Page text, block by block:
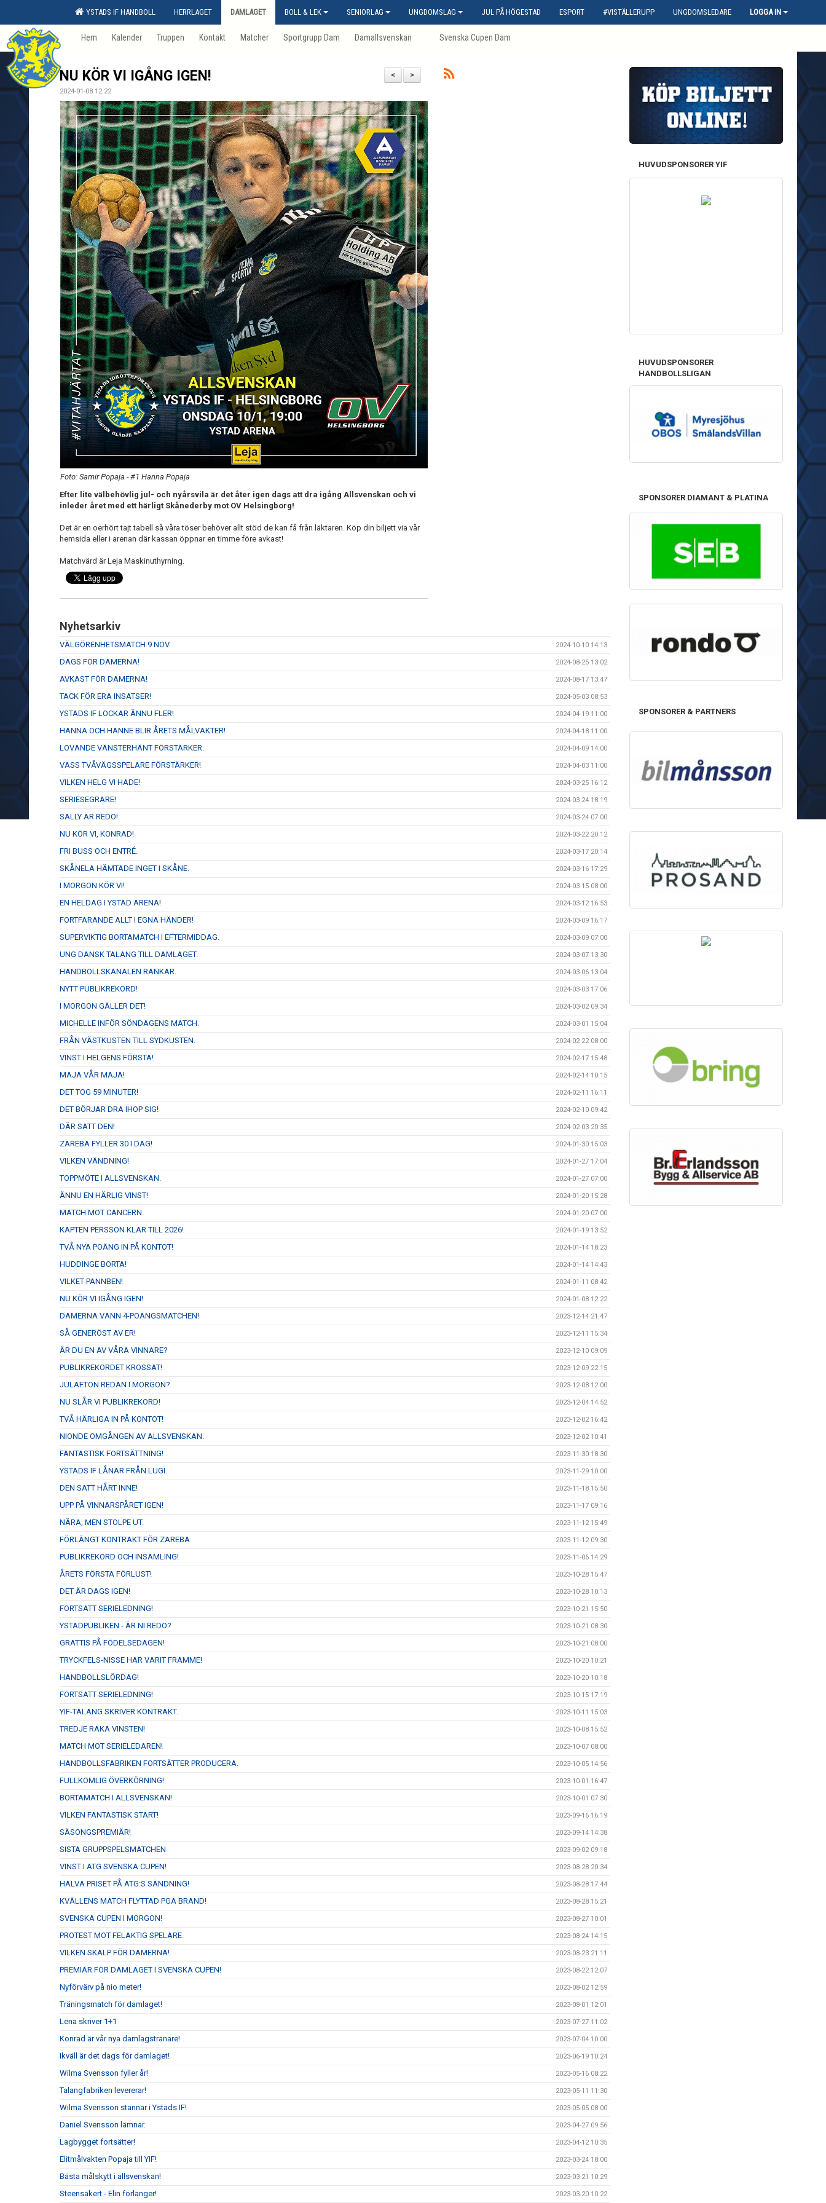
YSTADS IF HANDBOLL HERRLAGET DAMLAGET BOLL & LEK SENIORLAG UNGDOMSLAG JUL PÅ HÖGESTAD ESPORT #VISTÄLLERUPP UNGDOMSLEDARE LOGGA IN
Hem Kalender Truppen Kontakt Matcher Sportgrupp Dam Damallsvenskan Svenska Cupen Dam
>
<
NU KÖR VI IGÅNG IGEN!
2024-01-08 12:22
Foto: Samir Popaja - #1 Hanna Popaja
Efter lite välbehövlig jul- och nyårsvila är det åter igen dags att dra igång Allsvenskan och vi
inleder året med ett härligt Skånederby mot OV Helsingborg!
Det är en oerhört tajt tabell så våra töser behöver allt stöd de kan få från läktaren. Köp din biljett via vår
hemsida eller i arenan där kassan öppnar en timme före avkast!
Matchvärd är Leja Maskinuthyrning.
Nyhetsarkiv
VÄLGÖRENHETSMATCH 9 NOV 2024-10-10 14:13
DAGS FÖR DAMERNA! 2024-08-25 13:02
AVKAST FÖR DAMERNA! 2024-08-17 13:47
TACK FÖR ERA INSATSER! 2024-05-03 08:53
YSTADS IF LOCKAR ÄNNU FLER! 2024-04-19 11:00
HANNA OCH HANNE BLIR ÅRETS MÅLVAKTER! 2024-04-18 11:00
LOVANDE VÄNSTERHÄNT FÖRSTÄRKER. 2024-04-09 14:00
VASS TVÅVÄGSSPELARE FÖRSTÄRKER! 2024-04-03 11:00
VILKEN HELG VI HADE! 2024-03-25 16:12
SERIESEGRARE! 2024-03-24 18:19
SALLY ÄR REDO! 2024-03-24 07:00
NU KÖR VI, KONRAD! 2024-03-22 20:12
FRI BUSS OCH ENTRÉ. 2024-03-17 20:14
SKÅNELA HÄMTADE INGET I SKÅNE. 2024-03-16 17:29
I MORGON KÖR VI! 2024-03-15 08:00
EN HELDAG I YSTAD ARENA! 2024-03-12 16:53
FORTFARANDE ALLT I EGNA HÄNDER! 2024-03-09 16:17
SUPERVIKTIG BORTAMATCH I EFTERMIDDAG. 2024-03-09 07:00
UNG DANSK TALANG TILL DAMLAGET. 2024-03-07 13:30
HANDBOLLSKANALEN RANKAR. 2024-03-06 13:04
NYTT PUBLIKREKORD! 2024-03-03 17:06
I MORGON GÄLLER DET! 2024-03-02 09:34
MICHELLE INFÖR SÖNDAGENS MATCH. 2024-03-01 15:04
FRÅN VÄSTKUSTEN TILL SYDKUSTEN. 2024-02-22 08:00
VINST I HELGENS FÖRSTA! 2024-02-17 15:48
MAJA VÅR MAJA! 2024-02-14 10:15
DET TOG 59 MINUTER! 2024-02-11 16:11
DET BÖRJAR DRA IHOP SIG! 2024-02-10 09:42
DÄR SATT DEN! 2024-02-03 20:35
ZAREBA FYLLER 30 I DAG! 2024-01-30 15:03
VILKEN VÄNDNING! 2024-01-27 17:04
TOPPMÖTE I ALLSVENSKAN. 2024-01-27 07:00
ÄNNU EN HÄRLIG VINST! 2024-01-20 15:28
MATCH MOT CANCERN. 2024-01-20 07:00
KAPTEN PERSSON KLAR TILL 2026! 2024-01-19 13:52
TVÅ NYA POÄNG IN PÅ KONTOT! 2024-01-14 18:23
HUDDINGE BORTA! 2024-01-14 14:43
VILKET PANNBEN! 2024-01-11 08:42
NU KÖR VI IGÅNG IGEN! 2024-01-08 12:22
DAMERNA VANN 4-POÄNGSMATCHEN! 2023-12-14 21:47
SÅ GENERÖST AV ER! 2023-12-11 15:34
ÄR DU EN AV VÅRA VINNARE? 2023-12-10 09:09
PUBLIKREKORDET KROSSAT! 2023-12-09 22:15
JULAFTON REDAN I MORGON? 2023-12-08 12:00
NU SLÅR VI PUBLIKREKORD! 2023-12-04 14:52
TVÅ HÄRLIGA IN PÅ KONTOT! 2023-12-02 16:42
NIONDE OMGÅNGEN AV ALLSVENSKAN. 2023-12-02 10:41
FANTASTISK FORTSÄTTNING! 2023-11-30 18:30
YSTADS IF LÅNAR FRÅN LUGI. 2023-11-29 10:00
DEN SATT HÅRT INNE! 2023-11-18 15:50
UPP PÅ VINNARSPÅRET IGEN! 2023-11-17 09:16
NÄRA, MEN STOLPE UT. 2023-11-12 15:49
FÖRLÄNGT KONTRAKT FÖR ZAREBA 2023-11-12 09:30
PUBLIKREKORD OCH INSAMLING! 2023-11-06 14:29
ÅRETS FÖRSTA FÖRLUST! 2023-10-28 15:47
DET ÄR DAGS IGEN! 2023-10-28 10:13
FORTSATT SERIELEDNING! 2023-10-21 15:50
YSTADPUBLIKEN - ÄR NI REDO? 2023-10-21 08:30
GRATTIS PÅ FÖDELSEDAGEN! 2023-10-21 08:00
TRYCKFELS-NISSE HAR VARIT FRAMME! 2023-10-20 10:21
HANDBOLLSLÖRDAG! 2023-10-20 10:18
FORTSATT SERIELEDNING! 2023-10-15 17:19
YIF-TALANG SKRIVER KONTRAKT. 2023-10-11 15:03
TREDJE RAKA VINSTEN! 2023-10-08 15:52
MATCH MOT SERIELEDAREN! 2023-10-07 08:00
HANDBOLLSFABRIKEN FORTSÄTTER PRODUCERA. 2023-10-05 14:56
FULLKOMLIG ÖVERKÖRNING! 2023-10-01 16:47
BORTAMATCH I ALLSVENSKAN! 2023-10-01 07:30
VILKEN FANTASTISK START! 2023-09-16 16:19
SÄSONGSPREMIÄR! 2023-09-14 14:38
SISTA GRUPPSPELSMATCHEN 2023-09-02 09:18
VINST I ATG SVENSKA CUPEN! 2023-08-28 20:34
HALVA PRISET PÅ ATG:S SÄNDNING! 2023-08-28 17:44
KVÄLLENS MATCH FLYTTAD PGA BRAND! 2023-08-28 15:21
SVENSKA CUPEN I MORGON! 2023-08-27 10:01
PROTEST MOT FELAKTIG SPELARE. 2023-08-24 14:15
VILKEN SKALP FÖR DAMERNA! 2023-08-23 21:11
PREMIÄR FÖR DAMLAGET I SVENSKA CUPEN! 2023-08-22 12:07
Nyförvärv på nio meter! 2023-08-02 12:59
Träningsmatch för damlaget! 2023-08-01 12:01
Lena skriver 1+1 2023-07-27 11:02
Konrad är vår nya damlagstränare! 2023-07-04 10:00
Ikväll är det dags för damlaget! 2023-06-19 10:24
Wilma Svensson fyller år! 2023-05-16 08:22
Talangfabriken levererar! 2023-05-11 11:30
Wilma Svensson stannar i Ystads IF! 2023-05-05 08:00
Daniel Svensson lämnar. 2023-04-27 09:56
Lagbygget fortsätter! 2023-04-12 10:35
Elitmålvakten Popaja till YIF! 2023-03-24 18:00
Bästa målskytt i allsvenskan! 2023-03-21 10:29
Steensäkert - Elin förlänger! 2023-03-20 10:22
HUVUDSPONSORER YIF
HUVUDSPONSORER
HANDBOLLSLIGAN
SPONSORER DIAMANT & PLATINA
SPONSORER & PARTNERS